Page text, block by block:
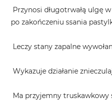
Przynosi długotrwałą ulgę
po zakończeniu ssania
Leczy stany zapalne
Wykazuje działanie
Ma przyjemny truskawkowy